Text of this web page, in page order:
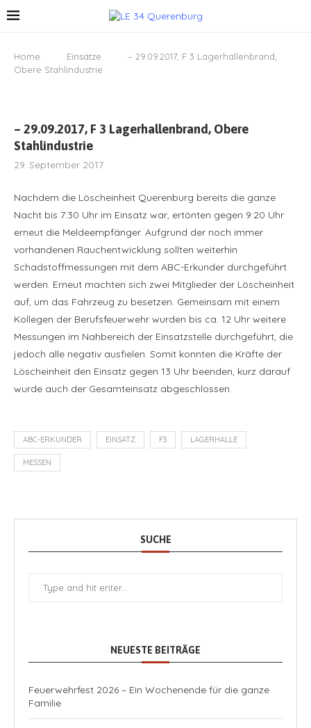
Home Einsätze
– 29.09.2017, F 3 Lagerhallenbrand,
Obere Stahlindustrie
– 29.09.2017, F 3 Lagerhallenbrand, Obere
Stahlindustrie
29. September 2017
Nachdem die Löscheinheit Querenburg bereits die ganze
Nacht bis 7:30 Uhr im Einsatz war, ertönten gegen 9:20 Uhr
erneut die Meldeempfänger. Aufgrund der noch immer
vorhandenen Rauchentwicklung sollten weiterhin
Schadstoffmessungen mit dem ABC-Erkunder durchgeführt
werden. Erneut machten sich zwei Mitglieder der Löscheinheit
auf, um das Fahrzeug zu besetzen. Gemeinsam mit einem
Kollegen der Berufsfeuerwehr wurden bis ca. 12 Uhr weitere
Messungen im Nahbereich der Einsatzstelle durchgeführt, die
jedoch alle negativ ausfielen. Somit konnten die Kräfte der
Löscheinheit den Einsatz gegen 13 Uhr beenden, kurz darauf
wurde auch der Gesamteinsatz abgeschlossen.
ABC-ERKUNDER EINSATZ F3 LAGERHALLE
MESSEN
SUCHE
NEUESTE BEITRÄGE
Feuerwehrfest 2026 – Ein Wochenende für die ganze
Familie